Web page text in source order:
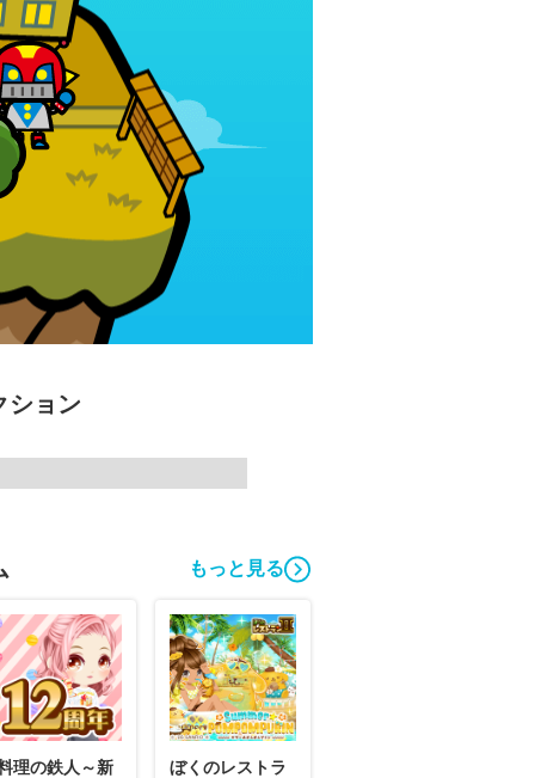
ション
もっと見る
理の鉄人～新
ぼくのレストラ